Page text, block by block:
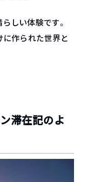
しい体験です。
に作られた世界と
滞在記のよ